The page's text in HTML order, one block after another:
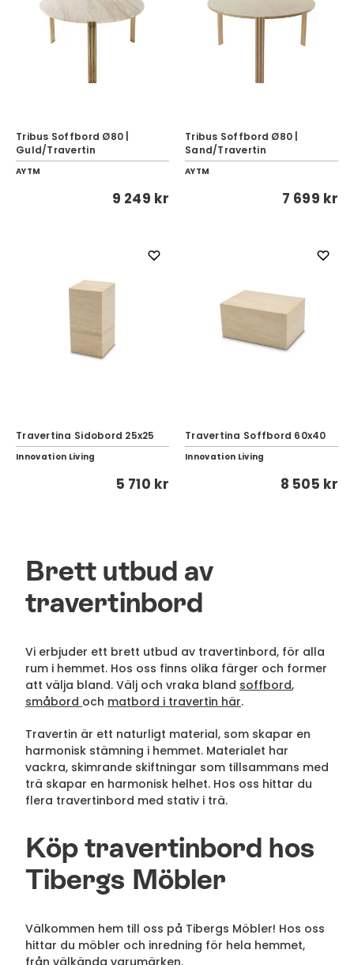
Tribus Soffbord Ø80 |
Guld/Travertin
AYTM
9 249 kr
Tribus Soffbord Ø80 |
Sand/Travertin
AYTM
7 699 kr
Travertina Sidobord 25x25
Innovation Living
5 710 kr
Travertina Soffbord 60x40
Innovation Living
8 505 kr
Brett utbud av
travertinbord
Vi erbjuder ett brett utbud av travertinbord, för alla
rum i hemmet. Hos oss finns olika färger och former
att välja bland. Välj och vraka bland soffbord,
småbord och matbord i travertin här.
Travertin är ett naturligt material, som skapar en
harmonisk stämning i hemmet. Materialet har
vackra, skimrande skiftningar som tillsammans med
trä skapar en harmonisk helhet. Hos oss hittar du
flera travertinbord med stativ i trä.
Köp travertinbord hos
Tibergs Möbler
Välkommen hem till oss på Tibergs Möbler! Hos oss
hittar du möbler och inredning för hela hemmet,